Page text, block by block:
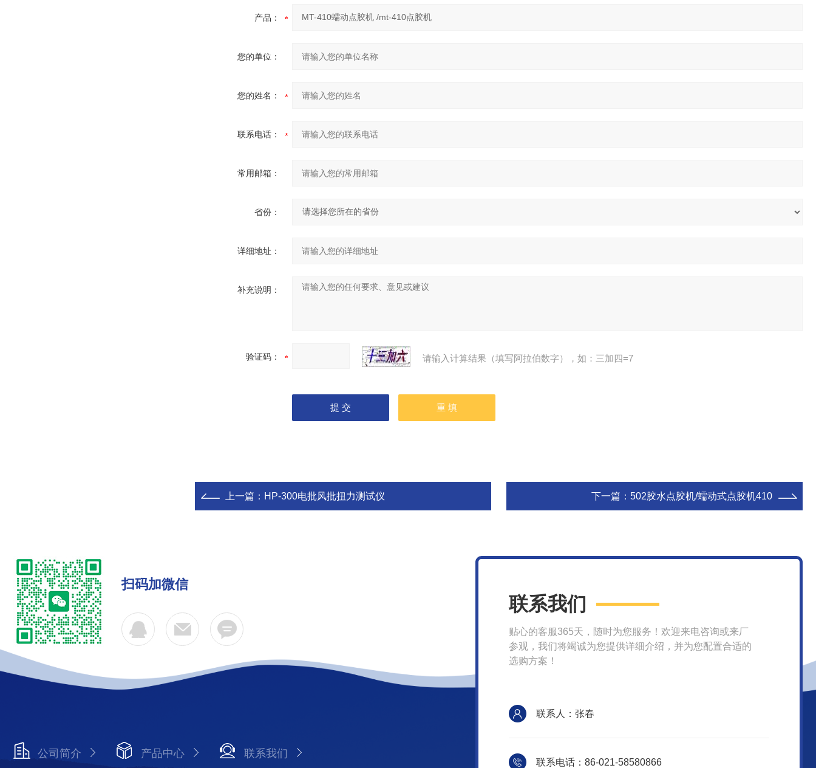
产品：
您的单位：
您的姓名：
联系电话：
常用邮箱：
省份：
详细地址：
补充说明：
验证码： 请输入计算结果（填写阿拉伯数字），如：三加四=7
上一篇： HP-300电批风批扭力测试仪 下一篇： 502胶水点胶机/蠕动式点胶机410
扫码加微信
公司简介 产品中心 联系我们
联系我们
贴心的客服365天，随时为您服务！欢迎来电咨询或来厂
参观，我们将竭诚为您提供详细介绍，并为您配置合适的
选购方案！
联系人：张春
联系电话：86-021-58580866